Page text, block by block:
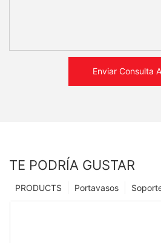
Enviar Consulta
TE PODRÍA GUSTAR
Portavasos
PRODUCTS